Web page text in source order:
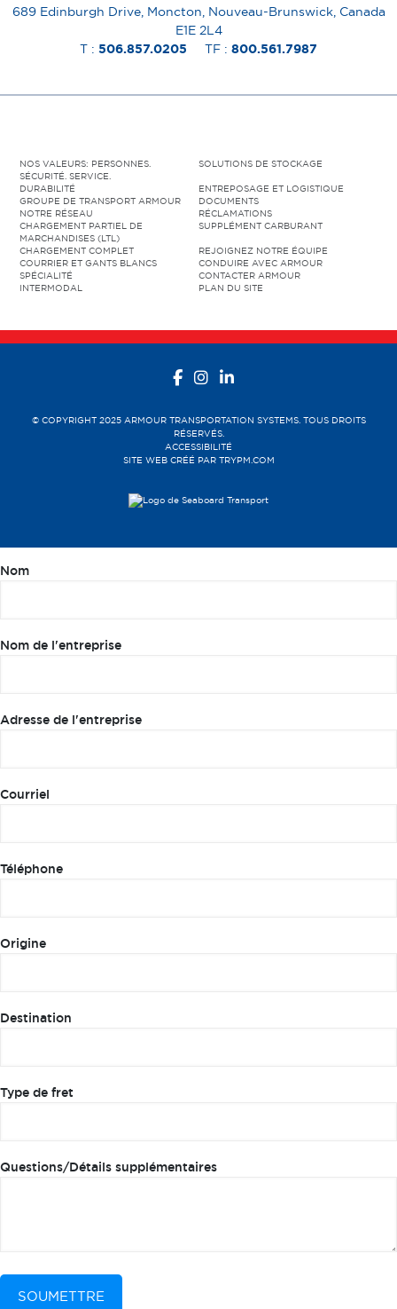
689 Edinburgh Drive, Moncton, Nouveau-Brunswick, Canada
E1E 2L4
T : 506.857.0205 TF : 800.561.7987
NOS VALEURS: PERSONNES.
SÉCURITÉ. SERVICE.
SOLUTIONS DE STOCKAGE
DURABILITÉ
ENTREPOSAGE ET LOGISTIQUE
GROUPE DE TRANSPORT ARMOUR
DOCUMENTS
NOTRE RÉSEAU
RÉCLAMATIONS
CHARGEMENT PARTIEL DE
MARCHANDISES (LTL)
SUPPLÉMENT CARBURANT
CHARGEMENT COMPLET
REJOIGNEZ NOTRE ÉQUIPE
COURRIER ET GANTS BLANCS
CONDUIRE AVEC ARMOUR
SPÉCIALITÉ
CONTACTER ARMOUR
INTERMODAL
PLAN DU SITE
© COPYRIGHT 2025 ARMOUR TRANSPORTATION SYSTEMS. TOUS DROITS
RÉSERVÉS.
ACCESSIBILITÉ
SITE WEB CRÉÉ PAR TRYPM.COM
Nom
Nom de l'entreprise
Adresse de l'entreprise
Courriel
Téléphone
Origine
Destination
Type de fret
Questions/Détails supplémentaires